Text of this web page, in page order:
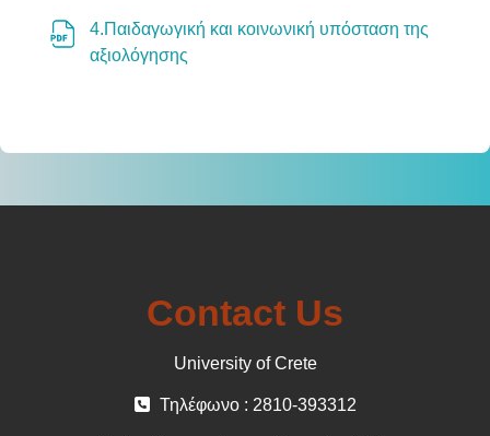
4.Παιδαγωγική και κοινωνική υπόσταση της
αξιολόγησης
Contact Us
University of Crete
Τηλέφωνο : 2810-393312